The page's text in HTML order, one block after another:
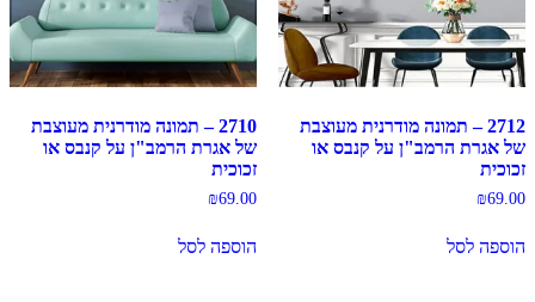
2712 – תמונה מודרנית מעוצבת
של אגרת הרמב"ן על קנבס או
זכוכית
₪69.00
הוספה לסל
2710 – תמונה מודרנית מעוצבת
של אגרת הרמב"ן על קנבס או
זכוכית
₪69.00
הוספה לסל